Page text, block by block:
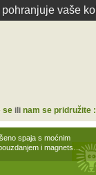
vaše
spaja s moćnim
i magnets…
seili nam se pridružite